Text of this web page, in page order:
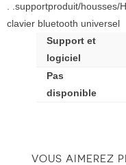
. .supportproduit/
clavier bluetooth universel
Support et
logiciel
Pas
disponible
VOUS AIMEREZ